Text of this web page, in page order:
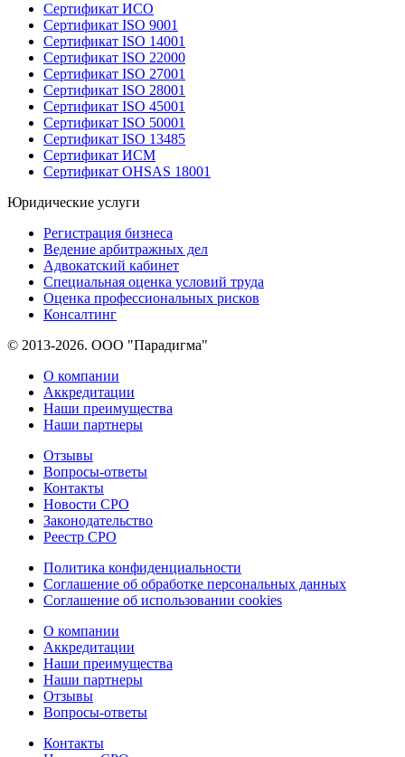
Сертификат ИСО
Сертификат ISO 9001
Сертификат ISO 14001
Сертификат ISO 22000
Сертификат ISO 27001
Сертификат ISO 28001
Сертификат ISO 45001
Сертификат ISO 50001
Сертификат ISO 13485
Сертификат ИСМ
Сертификат OHSAS 18001
Юридические услуги
Регистрация бизнеса
Ведение арбитражных дел
Адвокатский кабинет
Специальная оценка условий труда
Оценка профессиональных рисков
Консалтинг
© 2013-2026. ООО "Парадигма"
О компании
Аккредитации
Наши преимущества
Наши партнеры
Отзывы
Вопросы-ответы
Контакты
Новости СРО
Законодательство
Реестр СРО
Политика конфиденциальности
Соглашение об обработке персональных данных
Соглашение об использовании cookies
О компании
Аккредитации
Наши преимущества
Наши партнеры
Отзывы
Вопросы-ответы
Контакты